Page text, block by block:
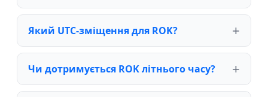
Який UTC-зміщення для ROK?
Чи дотримується ROK літнього часу?